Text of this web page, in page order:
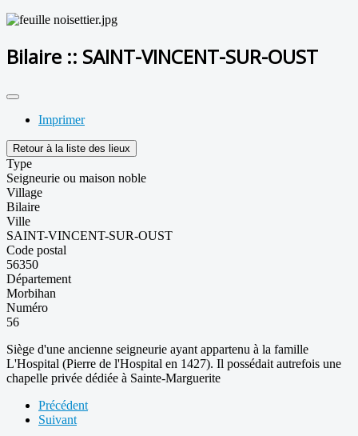
Bilaire :: SAINT-VINCENT-SUR-OUST
Imprimer
Retour à la liste des lieux
Type
Seigneurie ou maison noble
Village
Bilaire
Ville
SAINT-VINCENT-SUR-OUST
Code postal
56350
Département
Morbihan
Numéro
56
Siège d'une ancienne seigneurie ayant appartenu à la famille
L'Hospital (Pierre de l'Hospital en 1427). Il possédait autrefois une
chapelle privée dédiée à Sainte-Marguerite
Précédent
Suivant